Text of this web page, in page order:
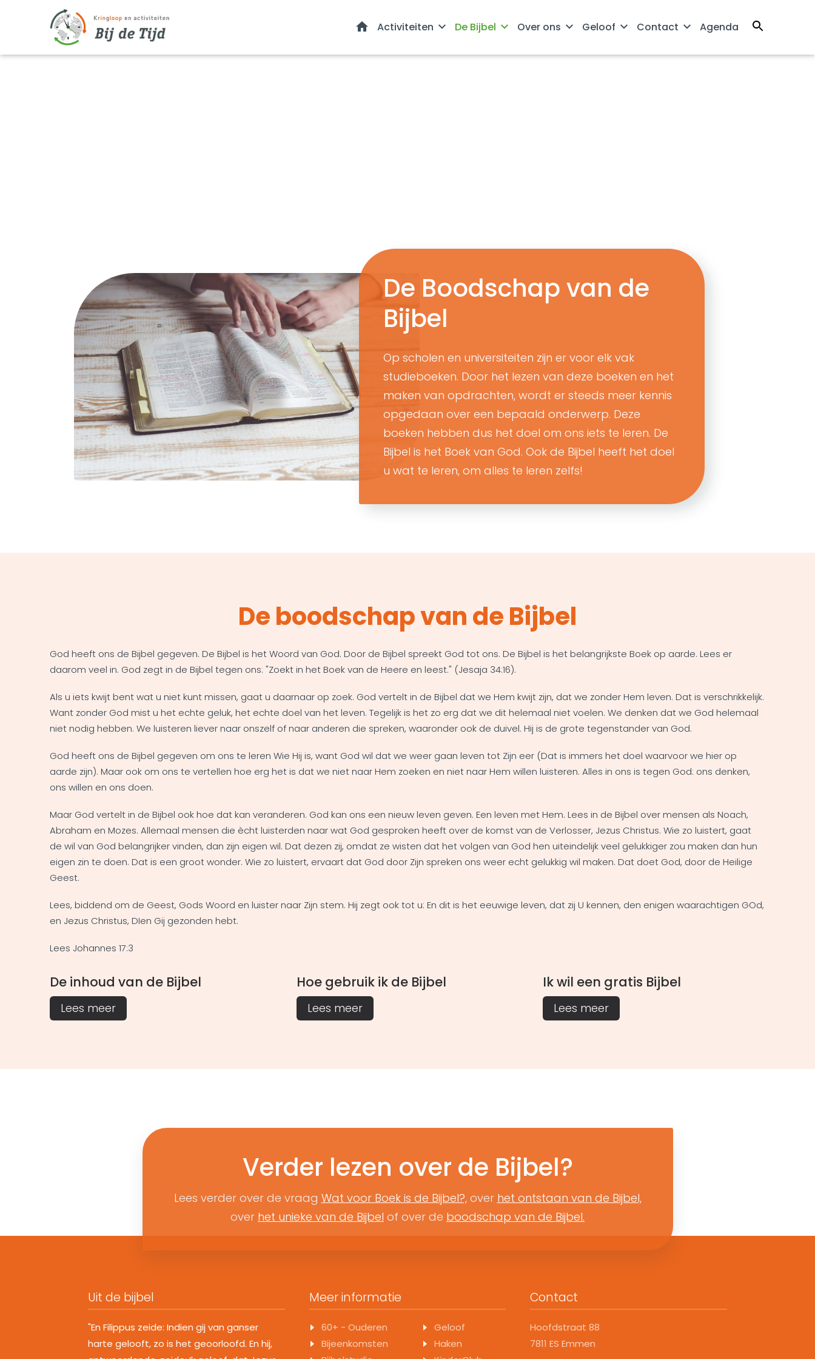
HomeActiviteiten De Bijbel Over ons Geloof Contact Agenda
De Boodschap van de
Bijbel
Op scholen en universiteiten zijn er voor elk vak
studieboeken. Door het lezen van deze boeken en het
maken van opdrachten, wordt er steeds meer kennis
opgedaan over een bepaald onderwerp. Deze
boeken hebben dus het doel om ons iets te leren. De
Bijbel is het Boek van God. Ook de Bijbel heeft het doel
u wat te leren, om alles te leren zelfs!
De boodschap van de Bijbel
God heeft ons de Bijbel gegeven. De Bijbel is het Woord van God. Door de Bijbel spreekt God tot ons. De Bijbel is het belangrijkste Boek op aarde. Lees er
daarom veel in. God zegt in de Bijbel tegen ons: "Zoekt in het Boek van de Heere en leest." (Jesaja 34:16).
Als u iets kwijt bent wat u niet kunt missen, gaat u daarnaar op zoek. God vertelt in de Bijbel dat we Hem kwijt zijn, dat we zonder Hem leven. Dat is verschrikkelijk.
Want zonder God mist u het echte geluk, het echte doel van het leven. Tegelijk is het zo erg dat we dit helemaal niet voelen. We denken dat we God helemaal
niet nodig hebben. We luisteren liever naar onszelf of naar anderen die spreken, waaronder ook de duivel. Hij is de grote tegenstander van God.
God heeft ons de Bijbel gegeven om ons te leren Wie Hij is, want God wil dat we weer gaan leven tot Zijn eer (Dat is immers het doel waarvoor we hier op
aarde zijn). Maar ook om ons te vertellen hoe erg het is dat we niet naar Hem zoeken en niet naar Hem willen luisteren. Alles in ons is tegen God: ons denken,
ons willen en ons doen.
Maar God vertelt in de Bijbel ook hoe dat kan veranderen. God kan ons een nieuw leven geven. Een leven met Hem. Lees in de Bijbel over mensen als Noach,
Abraham en Mozes. Allemaal mensen die ècht luisterden naar wat God gesproken heeft over de komst van de Verlosser, Jezus Christus. Wie zo luistert, gaat
de wil van God belangrijker vinden, dan zijn eigen wil. Dat dezen zij, omdat ze wisten dat het volgen van God hen uiteindelijk veel gelukkiger zou maken dan hun
eigen zin te doen. Dat is een groot wonder. Wie zo luistert, ervaart dat God door Zijn spreken ons weer echt gelukkig wil maken. Dat doet God, door de Heilige
Geest.
Lees, biddend om de Geest, Gods Woord en luister naar Zijn stem. Hij zegt ook tot u: En dit is het eeuwige leven, dat zij U kennen, den enigen waarachtigen GOd,
en Jezus Christus, DIen Gij gezonden hebt.
Lees Johannes 17:3
De inhoud van de Bijbel
Lees meer
Hoe gebruik ik de Bijbel
Lees meer
Ik wil een gratis Bijbel
Lees meer
Verder lezen over de Bijbel?
Lees verder over de vraag Wat voor Boek is de Bijbel?,over het ontstaan van de Bijbel,
over het unieke van de Bijbel of over de boodschap van de Bijbel.
Uit de bijbel
"En Filippus zeide: Indien gij van ganser
harte gelooft, zo is het geoorloofd. En hij,
Meer informatie
60+ - Ouderen
Bijeenkomsten
Geloof
Haken
Contact
Hoofdstraat 88
7811 ES Emmen